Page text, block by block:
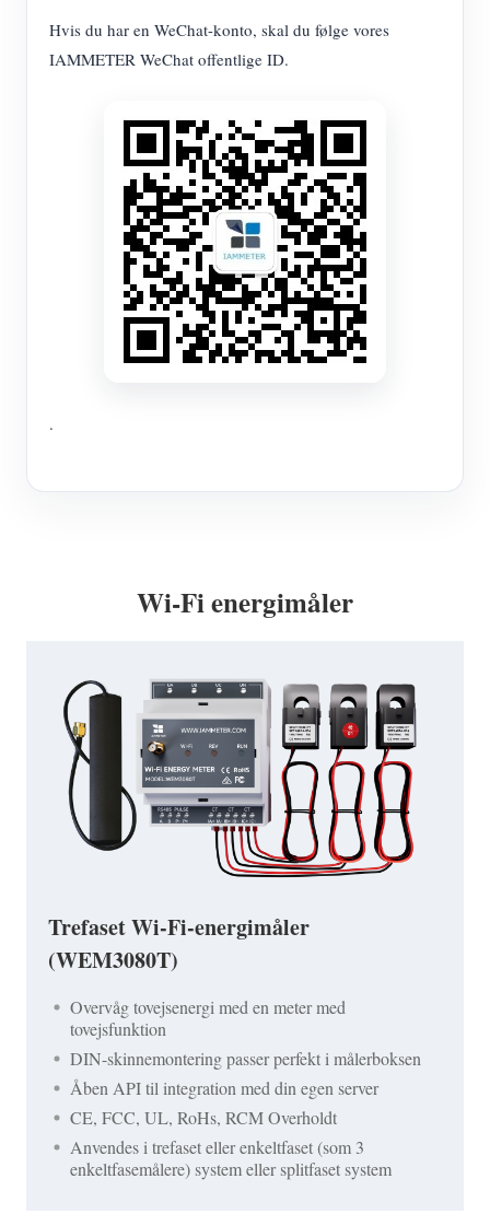
Hvis du har en WeChat-konto, skal du følge vores
IAMMETER WeChat offentlige ID.
.
Wi-Fi energimåler
Trefaset Wi-Fi-energimåler
(WEM3080T)
Overvåg tovejsenergi med en meter med
tovejsfunktion
DIN-skinnemontering passer perfekt i målerboksen
Åben API til integration med din egen server
CE, FCC, UL, RoHs, RCM Overholdt
Anvendes i trefaset eller enkeltfaset (som 3
enkeltfasemålere) system eller splitfaset system